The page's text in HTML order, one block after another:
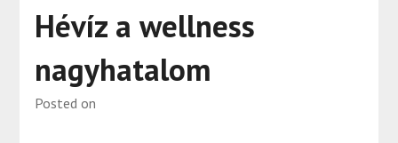
Hévíz a wellness
nagyhatalom
Posted on